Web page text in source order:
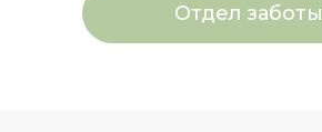
Отдел заботы